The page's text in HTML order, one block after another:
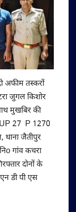
अफीम तस्करों
जुगल किशोर
मुखबिर की
UP 27 P 1270
थाना जैतीपुर
गांव कचरा
दोनों के
डी पी एस